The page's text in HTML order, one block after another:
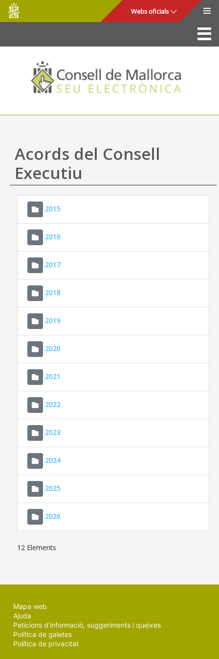
Salta al contingut principal
Consell
de
Mallorca
Webs oficials
La Seu
Consell de Mallorca
Accés i seguretat
Utilitats
Ajuda
Acords del Consell
Executiu
2015
2016
2017
2018
2019
2020
2021
2022
2023
2024
2025
2026
12 Elements
Mapa web
Ajuda
Peticions d'informació, suggeriments i queixes
Política de galetes
Política de privacitat